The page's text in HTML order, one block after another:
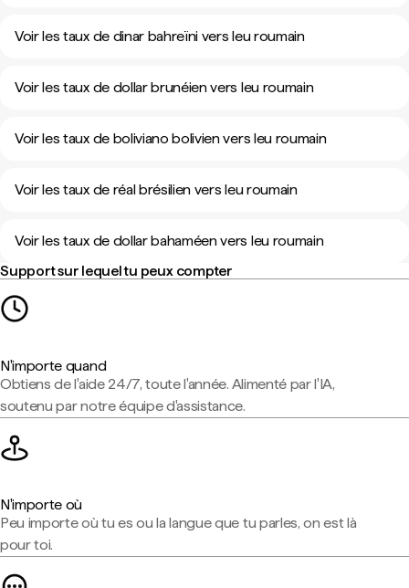
Voir les taux de dinar bahreïni vers leu roumain
Voir les taux de dollar brunéien vers leu roumain
Voir les taux de boliviano bolivien vers leu roumain
Voir les taux de réal brésilien vers leu roumain
Voir les taux de dollar bahaméen vers leu roumain
Support sur lequel tu peux compter
N'importe quand
Obtiens de l'aide 24/7, toute l'année. Alimenté par l'IA,
soutenu par notre équipe d'assistance.
N'importe où
Peu importe où tu es ou la langue que tu parles, on est là
pour toi.